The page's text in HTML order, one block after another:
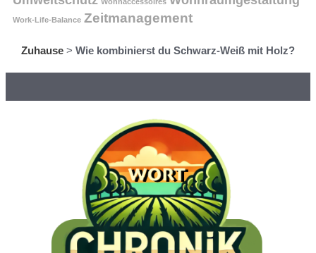
Work-Life-Balance Zeitmanagement
Zuhause > Wie kombinierst du Schwarz-Weiß mit Holz?